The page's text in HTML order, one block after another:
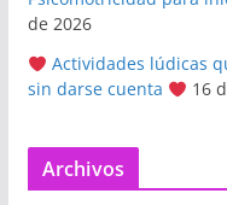
de 2026
Actividades lúdicas
sin darse cuenta
16
Archivos